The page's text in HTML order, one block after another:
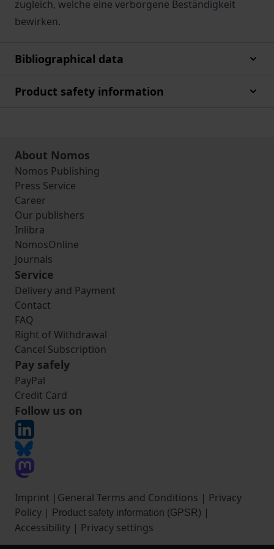
zugleich, welche eine verborgene Beständigkeit
bewirken.
Bibliographical data
Product safety information
About Nomos
Nomos Publishing
Press Service
Career
Our publishers
Inlibra
NomosOnline
Journals
Service
Delivery and Payment
Contact
FAQ
Right of Withdrawal
Cancel Subscription
Pay safely
PayPal
Credit Card
Follow us on
Imprint | General Terms and Conditions | Privacy
Policy | Product safety information (GPSR) |
Accessibility | Privacy settings